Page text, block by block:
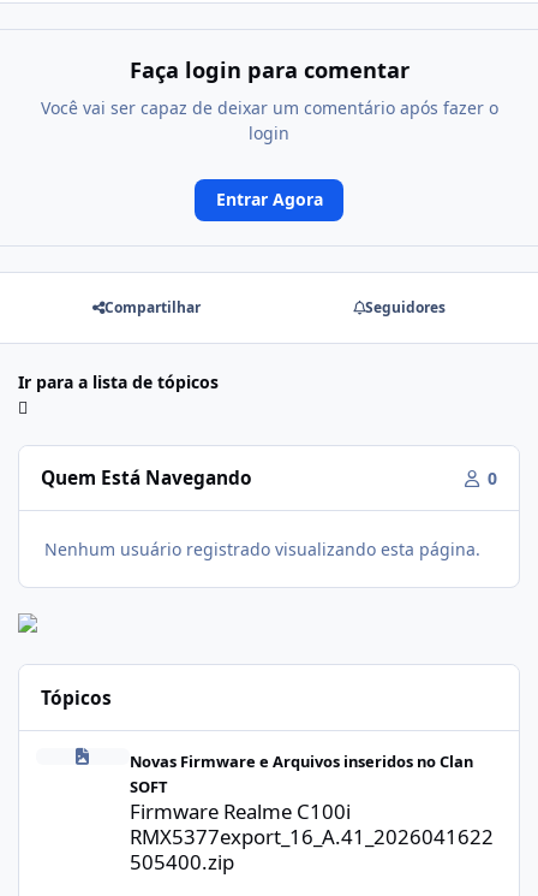
Faça login para comentar
Você vai ser capaz de deixar um comentário após fazer o
login
Entrar Agora
Compartilhar Seguidores
Ir para a lista de tópicos
Quem Está Navegando 0
Nenhum usuário registrado visualizando esta página.
Tópicos
Firmware Realme C100i
Novas Firmware e Arquivos inseridos no Clan
SOFT
Firmware Realme C100i
RMX5377export_16_A.41_2026041622
505400.zip